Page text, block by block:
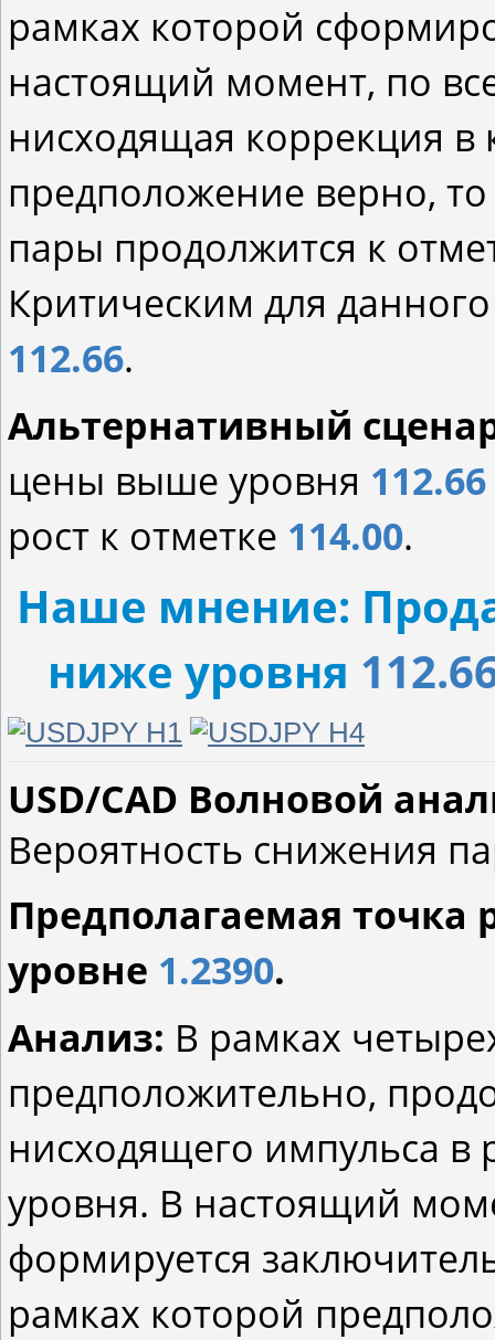
рамках которой
настоящий момент, по
нисходящая коррекция в
предположение верно,
пары продолжится к
Критическим для
112.66.
Альтернативный
цены выше уровня 112.66
рост к отметке 114.00.
Наше мнение:
ниже уровня
USD/CAD Волновой
Вероятность снижения
Предполагаемая точка
уровне 1.2390.
Анализ: В рамках
предположительно,
нисходящего импульса в
уровня. В настоящий
формируется
рамках которой